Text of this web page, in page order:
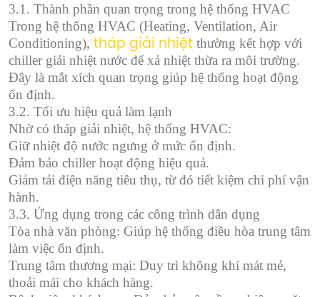
3.1. Thành phần quan trọng trong hệ thống HVAC
Trong hệ thống HVAC (Heating, Ventilation, Air
Conditioning), tháp giải nhiệt thường kết hợp với
chiller giải nhiệt nước để xả nhiệt thừa ra môi trường.
Đây là mắt xích quan trọng giúp hệ thống hoạt động
ổn định.
3.2. Tối ưu hiệu quả làm lạnh
Nhờ có tháp giải nhiệt, hệ thống HVAC:
Giữ nhiệt độ nước ngưng ở mức ổn định.
Đảm bảo chiller hoạt động hiệu quả.
Giảm tải điện năng tiêu thụ, từ đó tiết kiệm chi phí vận
hành.
3.3. Ứng dụng trong các công trình dân dụng
Tòa nhà văn phòng: Giúp hệ thống điều hòa trung tâm
làm việc ổn định.
Trung tâm thương mại: Duy trì không khí mát mẻ,
thoải mái cho khách hàng.